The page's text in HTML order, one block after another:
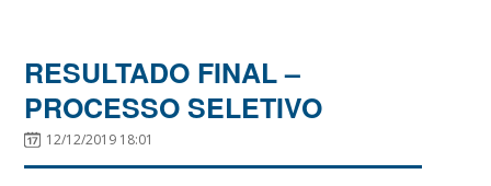
RESULTADO FINAL –
PROCESSO SELETIVO
12/12/2019 18:01